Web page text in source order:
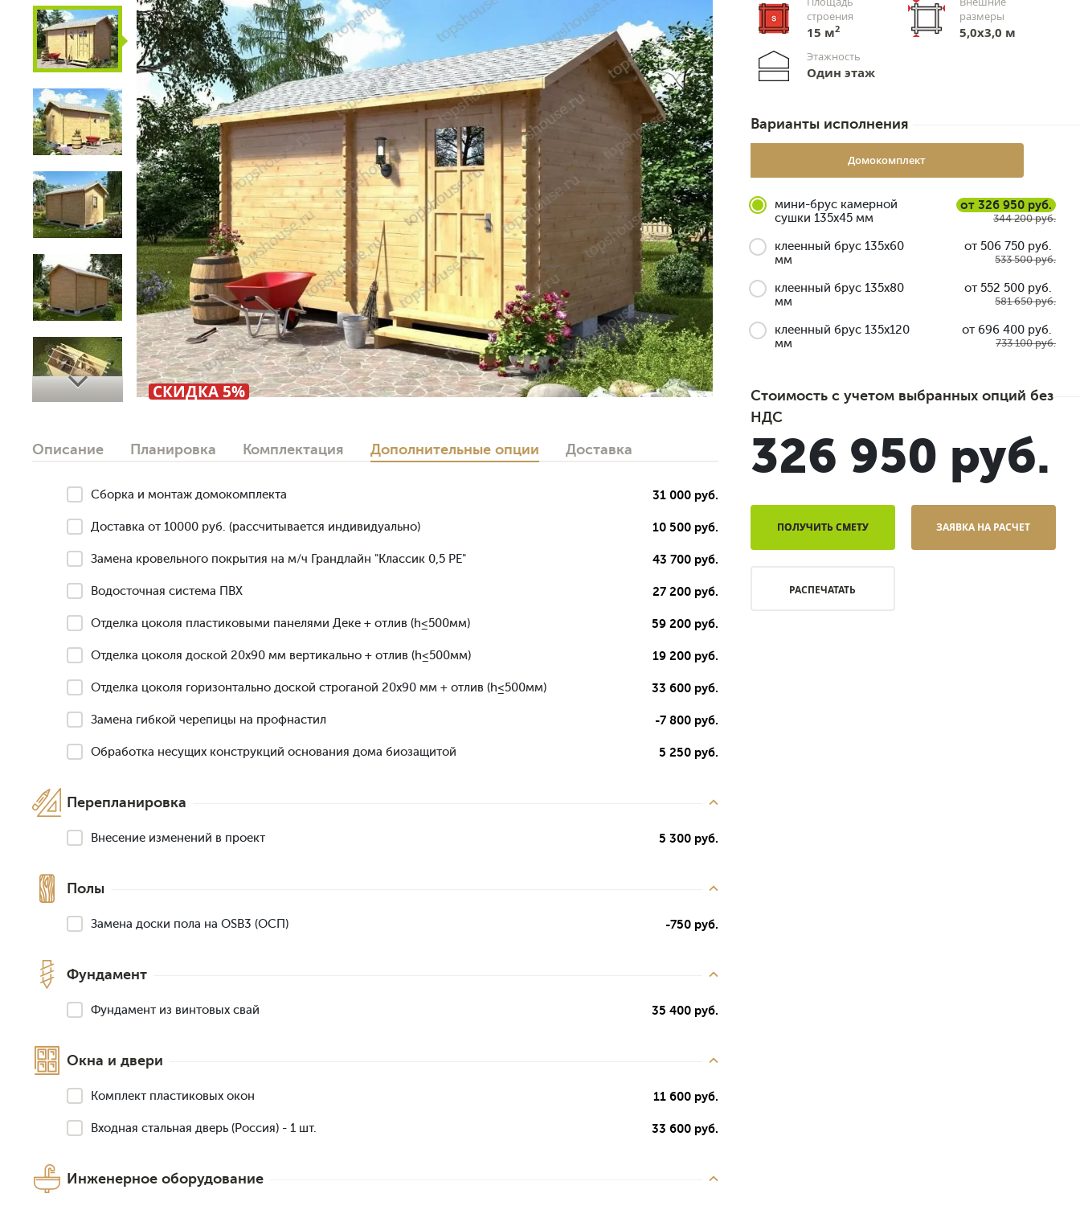
Next СКИДКА 5%
Описание Планировка Комплектация Дополнительные опции Доставка
Сборка и монтаж домокомплекта 31 000 руб.
Доставка от 10000 руб. (рассчитывается индивидуально) 10 500 руб.
Замена кровельного покрытия на м/ч Грандлайн "Классик 0,5 РЕ" 43 700 руб.
Водосточная система ПВХ 27 200 руб.
Отделка цоколя пластиковыми панелями Деке + отлив (h≤500мм) 59 200 руб.
Отделка цоколя доской 20х90 мм вертикально + отлив (h≤500мм) 19 200 руб.
Отделка цоколя горизонтально доской строганой 20х90 мм + отлив (h≤500мм) 33 600 руб.
Замена гибкой черепицы на профнастил -7 800 руб.
Обработка несущих конструкций основания дома биозащитой 5 250 руб.
Перепланировка
Внесение изменений в проект 5 300 руб.
Полы
Замена доски пола на OSB3 (ОСП) -750 руб.
Фундамент
Фундамент из винтовых свай 35 400 руб.
Окна и двери
Комплект пластиковых окон 11 600 руб.
Входная стальная дверь (Россия) - 1 шт. 33 600 руб.
Инженерное оборудование
строения
15 м2
размеры
5,0х3,0 м
Этажность
Один этаж
Варианты исполнения
Домокомплект
мини-брус камерной
сушки 135x45 мм
от 326 950 руб.
344 200 руб.
клеенный брус 135x60
мм
от 506 750 руб.
533 500 руб.
клеенный брус 135x80
мм
от 552 500 руб.
581 650 руб.
клеенный брус 135x120
мм
от 696 400 руб.
733 100 руб.
Стоимость с учетом выбранных опций без
НДС
326 950 руб.
ПОЛУЧИТЬ СМЕТУ ЗАЯВКА НА РАСЧЕТ
РАСПЕЧАТАТЬ